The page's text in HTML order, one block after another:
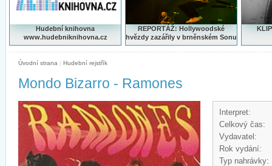
Hudební knihovna
www.hudebniknihovna.cz
REPORTÁŽ: Hollywoodské
hvězdy zazářily v brněnském Sonu
Úvodní strana | Hudební rejstřík
Mondo Bizarro - Ramones
Interpret:
Celkový čas:
Vydavatel:
Rok vydání:
Typ nahrávky: